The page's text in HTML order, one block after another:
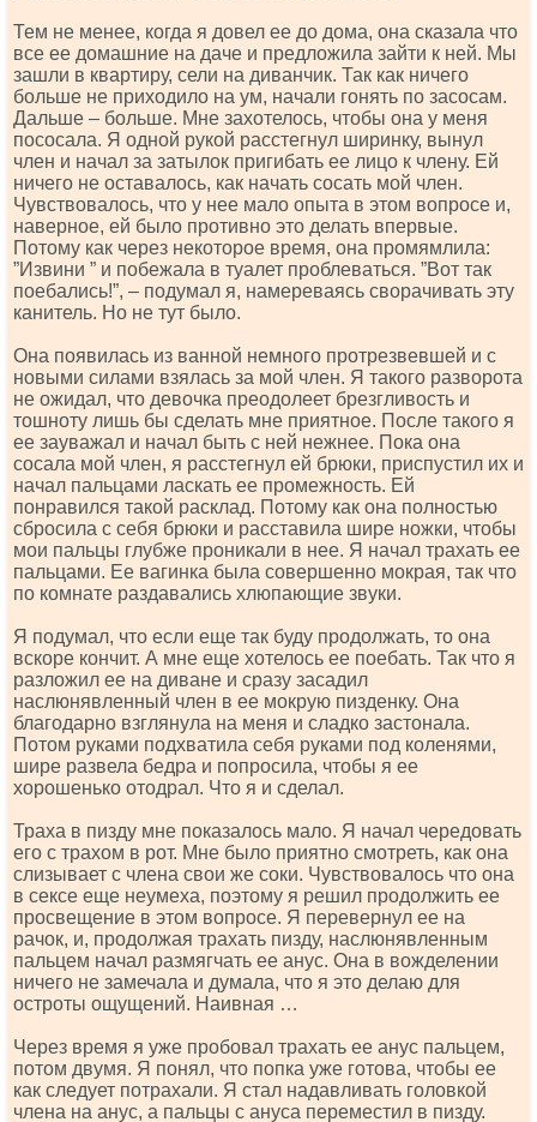
Тем не менее, когда я довел ее до дома, она сказала что
все ее домашние на даче и предложила зайти к ней. Мы
зашли в квартиру, сели на диванчик. Так как ничего
больше не приходило на ум, начали гонять по засосам.
Дальше – больше. Мне захотелось, чтобы она у меня
пососала. Я одной рукой расстегнул ширинку, вынул
член и начал за затылок пригибать ее лицо к члену. Ей
ничего не оставалось, как начать сосать мой член.
Чувствовалось, что у нее мало опыта в этом вопросе и,
наверное, ей было противно это делать впервые.
Потому как через некоторое время, она промямлила:
”Извини ” и побежала в туалет проблеваться. ”Вот так
поебались!”, – подумал я, намереваясь сворачивать эту
канитель. Но не тут было.
Она появилась из ванной немного протрезвевшей и с
новыми силами взялась за мой член. Я такого разворота
не ожидал, что девочка преодолеет брезгливость и
тошноту лишь бы сделать мне приятное. После такого я
ее зауважал и начал быть с ней нежнее. Пока она
сосала мой член, я расстегнул ей брюки, приспустил их и
начал пальцами ласкать ее промежность. Ей
понравился такой расклад. Потому как она полностью
сбросила с себя брюки и расставила шире ножки, чтобы
мои пальцы глубже проникали в нее. Я начал трахать ее
пальцами. Ее вагинка была совершенно мокрая, так что
по комнате раздавались хлюпающие звуки.
Я подумал, что если еще так буду продолжать, то она
вскоре кончит. А мне еще хотелось ее поебать. Так что я
разложил ее на диване и сразу засадил
наслюнявленный член в ее мокрую пизденку. Она
благодарно взглянула на меня и сладко застонала.
Потом руками подхватила себя руками под коленями,
шире развела бедра и попросила, чтобы я ее
хорошенько отодрал. Что я и сделал.
Траха в пизду мне показалось мало. Я начал чередовать
его с трахом в рот. Мне было приятно смотреть, как она
слизывает с члена свои же соки. Чувствовалось что она
в сексе еще неумеха, поэтому я решил продолжить ее
просвещение в этом вопросе. Я перевернул ее на
рачок, и, продолжая трахать пизду, наслюнявленным
пальцем начал размягчать ее анус. Она в вожделении
ничего не замечала и думала, что я это делаю для
остроты ощущений. Наивная …
Через время я уже пробовал трахать ее анус пальцем,
потом двумя. Я понял, что попка уже готова, чтобы ее
как следует потрахали. Я стал надавливать головкой
члена на анус, а пальцы с ануса переместил в пизду.